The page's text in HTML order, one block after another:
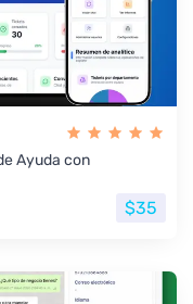
Ayuda con
$35